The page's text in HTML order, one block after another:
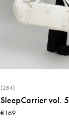
(284)
SleepCarrier vol. 5
€169